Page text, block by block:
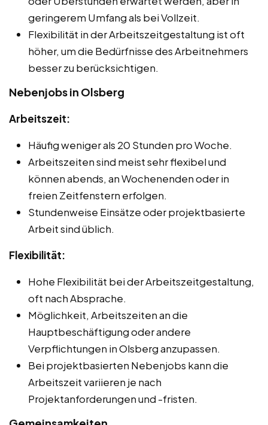
geringerem Umfang als bei Vollzeit.
Flexibilität in der Arbeitszeitgestaltung ist oft
höher, um die Bedürfnisse des Arbeitnehmers
besser zu berücksichtigen.
Nebenjobs in Olsberg
Arbeitszeit:
Häufig weniger als 20 Stunden pro Woche.
Arbeitszeiten sind meist sehr flexibel und
können abends, an Wochenenden oder in
freien Zeitfenstern erfolgen.
Stundenweise Einsätze oder projektbasierte
Arbeit sind üblich.
Flexibilität:
Hohe Flexibilität bei der Arbeitszeitgestaltung,
oft nach Absprache.
Möglichkeit, Arbeitszeiten an die
Hauptbeschäftigung oder andere
Verpflichtungen in Olsberg anzupassen.
Bei projektbasierten Nebenjobs kann die
Arbeitszeit variieren je nach
Projektanforderungen und -fristen.